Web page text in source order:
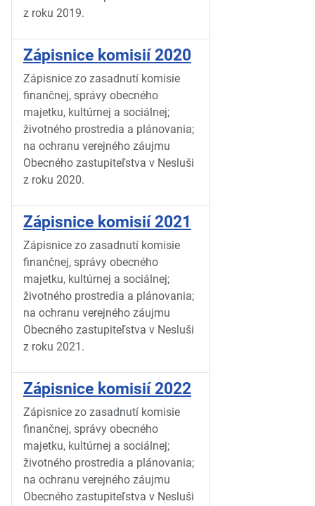
z roku 2019.
Zápisnice komisií 2020
Zápisnice zo zasadnutí komisie
finančnej, správy obecného
majetku, kultúrnej a sociálnej;
životného prostredia a plánovania;
na ochranu verejného záujmu
Obecného zastupiteľstva v Nesluši
z roku 2020.
Zápisnice komisií 2021
Zápisnice zo zasadnutí komisie
finančnej, správy obecného
majetku, kultúrnej a sociálnej;
životného prostredia a plánovania;
na ochranu verejného záujmu
Obecného zastupiteľstva v Nesluši
z roku 2021.
Zápisnice komisií 2022
Zápisnice zo zasadnutí komisie
finančnej, správy obecného
majetku, kultúrnej a sociálnej;
životného prostredia a plánovania;
na ochranu verejného záujmu
Obecného zastupiteľstva v Nesluši